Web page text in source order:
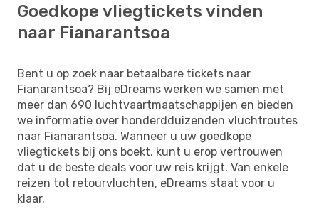
Goedkope vliegtickets vinden
naar Fianarantsoa
Bent u op zoek naar betaalbare tickets naar
Fianarantsoa? Bij eDreams werken we samen met
meer dan 690 luchtvaartmaatschappijen en bieden
we informatie over honderdduizenden vluchtroutes
naar Fianarantsoa. Wanneer u uw goedkope
vliegtickets bij ons boekt, kunt u erop vertrouwen
dat u de beste deals voor uw reis krijgt. Van enkele
reizen tot retourvluchten, eDreams staat voor u
klaar.